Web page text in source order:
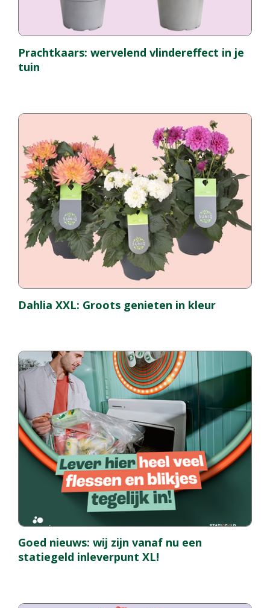
Prachtkaars: wervelend vlindereffect in je
tuin
Dahlia XXL: Groots genieten in kleur
Goed nieuws: wij zijn vanaf nu een
statiegeld inleverpunt XL!